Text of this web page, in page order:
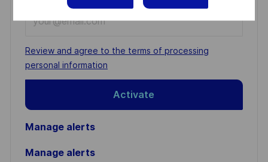
Email
address
(Required)
Required
Review and agree to the terms of processing
personal information
Activate
Manage alerts
Manage alerts